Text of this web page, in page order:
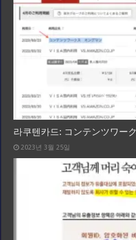
라쿠텐카드: コンテンツワー
2023년 3월 25일